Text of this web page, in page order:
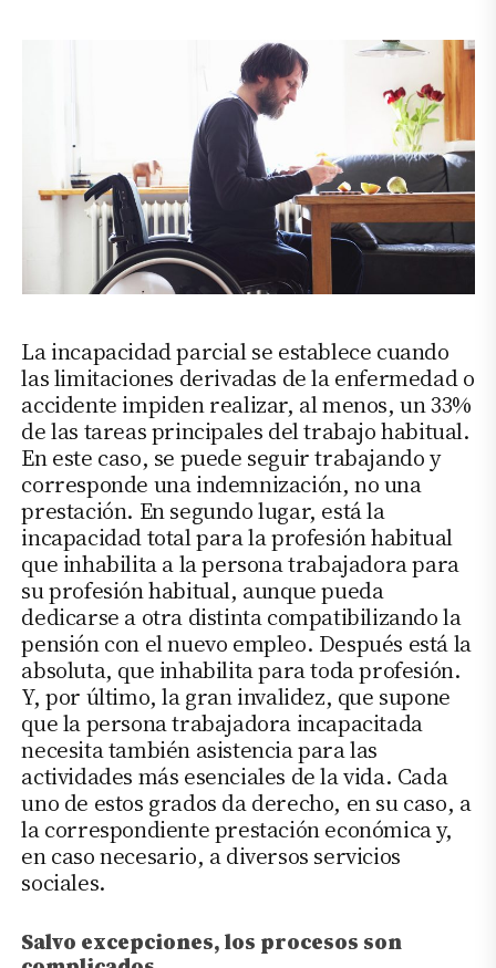
La incapacidad parcial se establece cuando
las limitaciones derivadas de la enfermedad o
accidente impiden realizar, al menos, un 33%
de las tareas principales del trabajo habitual.
En este caso, se puede seguir trabajando y
corresponde una indemnización, no una
prestación. En segundo lugar, está la
incapacidad total para la profesión habitual
que inhabilita a la persona trabajadora para
su profesión habitual, aunque pueda
dedicarse a otra distinta compatibilizando la
pensión con el nuevo empleo. Después está la
absoluta, que inhabilita para toda profesión.
Y, por último, la gran invalidez, que supone
que la persona trabajadora incapacitada
necesita también asistencia para las
actividades más esenciales de la vida. Cada
uno de estos grados da derecho, en su caso, a
la correspondiente prestación económica y,
en caso necesario, a diversos servicios
sociales.
Salvo excepciones, los procesos son